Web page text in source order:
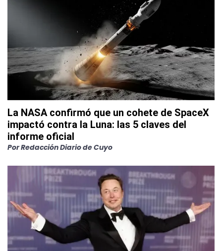
La NASA confirmó que un cohete de SpaceX
impactó contra la Luna: las 5 claves del
informe oficial
PorRedacción Diario de Cuyo